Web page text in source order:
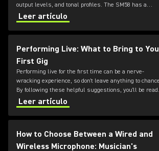
output levels, and tonal profiles. The SM58 has a
cardioid pattern and familiar, forgiving SM-series vocal
sound. The Beta 58A has a tighter supercardioid
pattern, hotter output, extended response, and
Leer artículo
Performing Live: What to Bring to
First Gig
Performing live for the first time can be a nerve-
wracking experience, so don't leave anything to
By following these helpful suggestions, you'll be
to take the stage with confidence – and prepared when
things happen to go wrong.
Leer artículo
How to Choose Between a Wired and
Wireless Microphone: Musician's